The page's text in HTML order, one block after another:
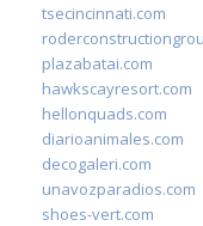
tsecincinnati.com
plazabatai.com
hawkscayresort.com
hellonquads.com
diarioanimales.com
decogaleri.com
unavozparadios.com
shoes-vert.com